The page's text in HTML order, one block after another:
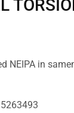
NEIPA in